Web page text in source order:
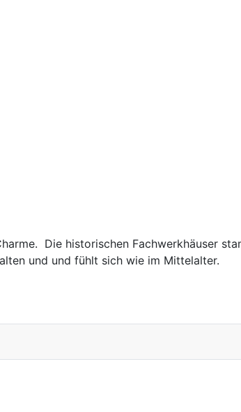
Die historischen Fachwerkhäuser
und und fühlt sich wie im Mittelalter.